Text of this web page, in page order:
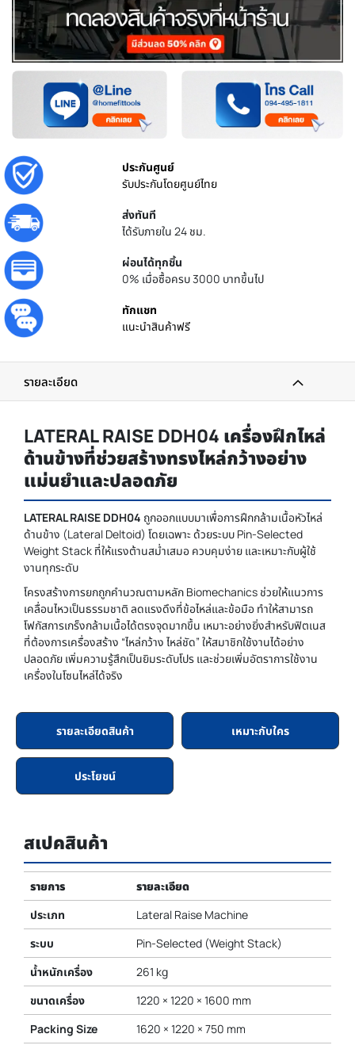
ประกันศูนย์
รับประกันโดยศูนย์ไทย
ส่งทันที
ได้รับภายใน 24 ชม.
ผ่อนได้ทุกชิ้น
0% เมื่อซื้อครบ 3000 บาทขึ้นไป
ทักแชท
แนะนำสินค้าฟรี
รายละเอียด
LATERAL RAISE DDH04 เครื่องฝึกไหล่
ด้านข้างที่ช่วยสร้างทรงไหล่กว้างอย่าง
แม่นยำและปลอดภัย
LATERAL RAISE DDH04 ถูกออกแบบมาเพื่อการฝึกกล้ามเนื้อหัวไหล่
ด้านข้าง (Lateral Deltoid) โดยเฉพาะ ด้วยระบบ Pin-Selected
Weight Stack ที่ให้แรงต้านสม่ำเสมอ ควบคุมง่าย และเหมาะกับผู้ใช้
งานทุกระดับ
โครงสร้างการยกถูกคำนวณตามหลัก Biomechanics ช่วยให้แนวการ
เคลื่อนไหวเป็นธรรมชาติ ลดแรงดึงที่ข้อไหล่และข้อมือ ทำให้สามารถ
โฟกัสการเกร็งกล้ามเนื้อได้ตรงจุดมากขึ้น เหมาะอย่างยิ่งสำหรับฟิตเนส
ที่ต้องการเครื่องสร้าง “ไหล่กว้าง ไหล่ชัด” ให้สมาชิกใช้งานได้อย่าง
ปลอดภัย เพิ่มความรู้สึกเป็นยิมระดับโปร และช่วยเพิ่มอัตราการใช้งาน
เครื่องในโซนไหล่ได้จริง
รายละเอียดสินค้า เหมาะกับใคร
ประโยชน์
สเปคสินค้า
รายการ
รายละเอียด
ประเภท
Lateral Raise Machine
ระบบ
Pin-Selected (Weight Stack)
น้ำหนักเครื่อง
261 kg
ขนาดเครื่อง
1220 × 1220 × 1600 mm
Packing Size
1620 × 1220 × 750 mm